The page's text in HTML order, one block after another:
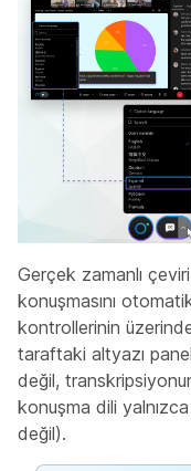
Gerçek zamanlı
konuşmasını
kontrollerinin
taraftaki altyazı
değil,
konuşma dili
değil).